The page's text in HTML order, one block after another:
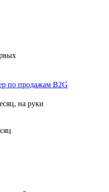
по продажам B2G
на руки